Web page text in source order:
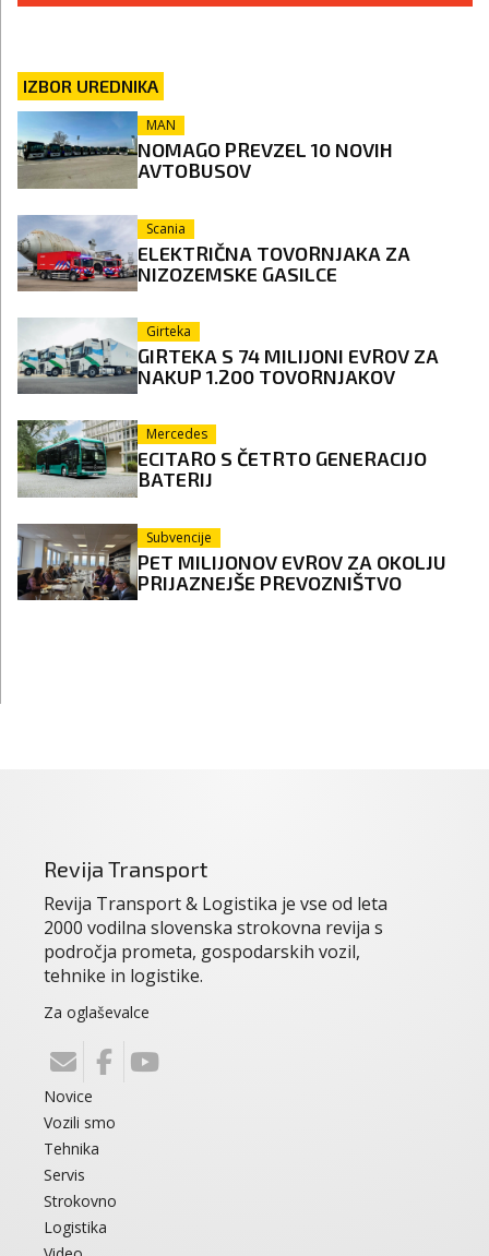
IZBOR UREDNIKA
MAN
NOMAGO PREVZEL 10 NOVIH
AVTOBUSOV
Scania
ELEKTRIČNA TOVORNJAKA ZA
NIZOZEMSKE GASILCE
Girteka
GIRTEKA S 74 MILIJONI EVROV ZA
NAKUP 1.200 TOVORNJAKOV
Mercedes
ECITARO S ČETRTO GENERACIJO
BATERIJ
Subvencije
PET MILIJONOV EVROV ZA OKOLJU
PRIJAZNEJŠE PREVOZNIŠTVO
Revija Transport
Revija Transport & Logistika je vse od leta
2000 vodilna slovenska strokovna revija s
področja prometa, gospodarskih vozil,
tehnike in logistike.
Za oglaševalce
Novice
Vozili smo
Tehnika
Servis
Strokovno
Logistika